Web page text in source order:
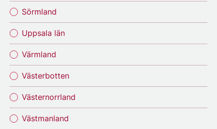
Sörmland
Uppsala län
Värmland
Västerbotten
Västernorrland
Västmanland